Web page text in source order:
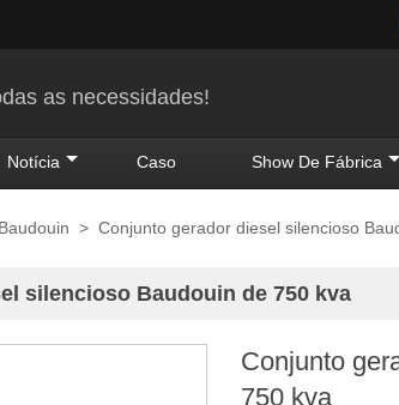
as necessidades!
Notícia Caso Show De Fábrica
> Conjunto gerador diesel silencioso
silencioso Baudouin de 750 kva
Conjunto
750 kva